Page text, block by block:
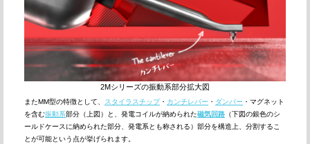
2Mシリーズの振動系部分拡大図
またMM型の特徴として、 スタイラスチップ・ カンチレバー ・ ダンパー ・マグネット
を含む振動系部分（上図）と、発電コイルが納められた磁気回路 （下図の銀色のシ
ールドケースに納められた部分、発電系とも称される）部分を構造上、分割するこ
とが可能という点が挙げられます。